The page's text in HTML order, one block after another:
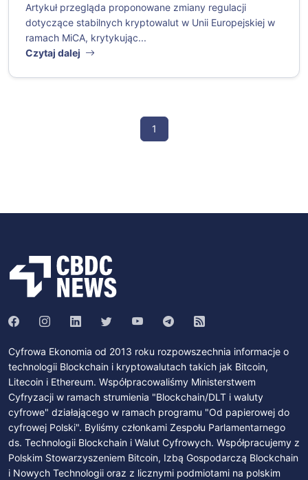
Artykuł przegląda proponowane zmiany regulacji
dotyczące stabilnych kryptowalut w Unii Europejskiej w
ramach MiCA, krytykując...
Czytaj dalej
1
Cyfrowa Ekonomia od 2013 roku rozpowszechnia informacje o
technologii Blockchain i kryptowalutach takich jak Bitcoin,
Litecoin i Ethereum. Współpracowaliśmy Ministerstwem
Cyfryzacji w ramach strumienia "Blockchain/DLT i waluty
cyfrowe" działającego w ramach programu "Od papierowej do
cyfrowej Polski". Byliśmy członkami Zespołu Parlamentarnego
ds. Technologii Blockchain i Walut Cyfrowych. Współpracujemy z
Polskim Stowarzyszeniem Bitcoin, Izbą Gospodarczą Blockchain
i Nowych Technologii oraz z licznymi podmiotami na polskim